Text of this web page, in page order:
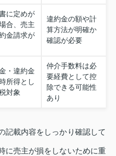
に定めが
合、売主
金請求が
違約金の額や計
算方法が明確か
確認が必要
・違約金
所得とし
対象
仲介手数料は必
要経費として控
除できる可能性
あり
記載内容をしっかり確認して
に売主が損をしないために重